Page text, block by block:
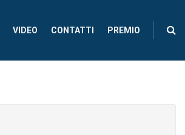
VIDEO CONTATTI PREMIO